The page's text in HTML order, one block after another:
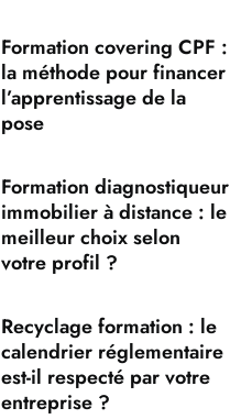
Formation covering CPF :
la méthode pour financer
l’apprentissage de la
pose
Formation diagnostiqueur
immobilier à distance : le
meilleur choix selon
votre profil ?
Recyclage formation : le
calendrier réglementaire
est-il respecté par votre
entreprise ?